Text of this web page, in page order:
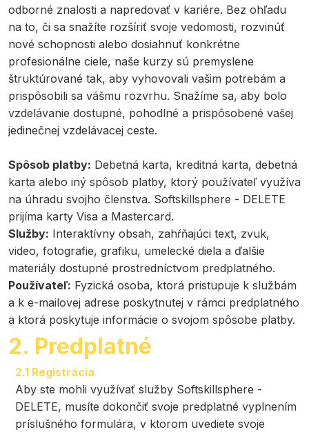
odborné znalosti a napredovať v kariére. Bez ohľadu
na to, či sa snažíte rozšíriť svoje vedomosti, rozvinúť
nové schopnosti alebo dosiahnuť konkrétne
profesionálne ciele, naše kurzy sú premyslene
štruktúrované tak, aby vyhovovali vašim potrebám a
prispôsobili sa vášmu rozvrhu. Snažíme sa, aby bolo
vzdelávanie dostupné, pohodlné a prispôsobené vašej
jedinečnej vzdelávacej ceste.
Spôsob platby: Debetná karta, kreditná karta, debetná
karta alebo iný spôsob platby, ktorý používateľ využíva
na úhradu svojho členstva. Softskillsphere - DELETE
prijíma karty Visa a Mastercard.
Služby: Interaktívny obsah, zahŕňajúci text, zvuk,
video, fotografie, grafiku, umelecké diela a ďalšie
materiály dostupné prostredníctvom predplatného.
Používateľ: Fyzická osoba, ktorá pristupuje k službám
a k e-mailovej adrese poskytnutej v rámci predplatného
a ktorá poskytuje informácie o svojom spôsobe platby.
2. Predplatné
2.1 Registrácia
Aby ste mohli využívať služby Softskillsphere -
DELETE, musíte dokončiť svoje predplatné vyplnením
príslušného formulára, v ktorom uvediete svoje